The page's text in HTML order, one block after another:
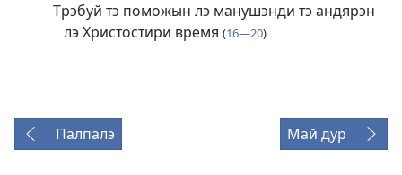
Трэбуй тэ поможын лэ манушэнди тэ андярэн
лэ Христостири время (16—20)
Палпалэ Май дур